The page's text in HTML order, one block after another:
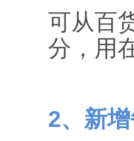
可从百
分，用
2、新